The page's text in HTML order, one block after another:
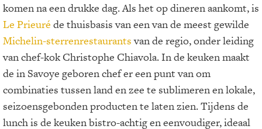
komen na een drukke dag. Als het op dineren aankomt, is
Le Prieuré de thuisbasis van een van de meest gewilde
Michelin-sterrenrestaurantsvan de regio, onder leiding
van chef-kok Christophe Chiavola. In de keuken maakt
de in Savoye geboren chef er een punt van om
combinaties tussen land en zee te sublimeren en lokale,
seizoensgebonden producten te laten zien. Tijdens de
lunch is de keuken bistro-achtig en eenvoudiger, ideaal